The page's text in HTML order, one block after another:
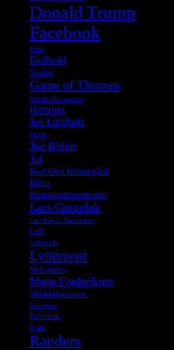
Donald Trump
Facebook
Ferie
Fodbold
Frankrig
Game of Thrones
Henrik Christensen
Herning
Jan Lützhøft
Japan
Joe Biden
Jul
Karl Ove Knausgård
Kina
Konspirationsteorier
Lars Gorzelak
Lars Løkke Rasmussen
Lidl
Luftgevær
Lytterpost
McDonald's
Mette Frederiksen
Midalderlandsbyen
Pokemon
Politiken
Påske
Randers